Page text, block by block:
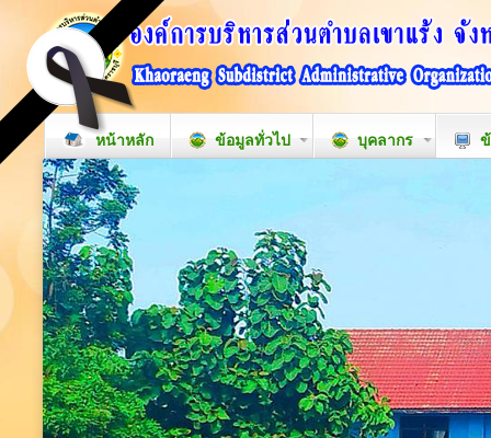
หน้าหลัก ข้อมูลทั่วไป บุคลากร